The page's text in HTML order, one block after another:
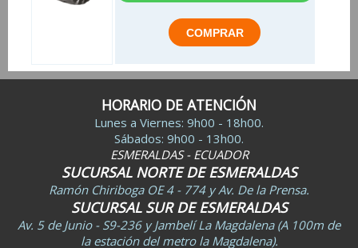
HORARIO DE ATENCIÓN
Lunes a Viernes: 9h00 - 18h00.
Sábados: 9h00 - 13h00.
ESMERALDAS - ECUADOR
SUCURSAL NORTE DE ESMERALDAS
Ramón Chiriboga OE 4 - 774 y Av. De la Prensa.
SUCURSAL SUR DE ESMERALDAS
Av. 5 de Junio - S9-236 y Jambelí La Magdalena (A 100m de
la estación del metro la Magdalena).